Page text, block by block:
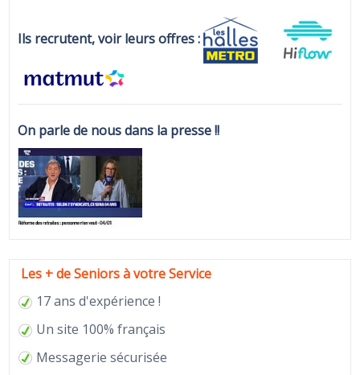
Ils recrutent, voir leurs offres :
On parle de nous dans la presse !!
Les + de Seniors à votre Service
17 ans d'expérience !
Un site 100% français
Messagerie sécurisée